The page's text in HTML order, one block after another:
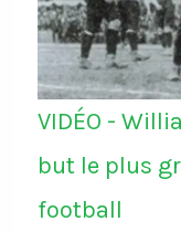
VIDÉO -
but le plus
football